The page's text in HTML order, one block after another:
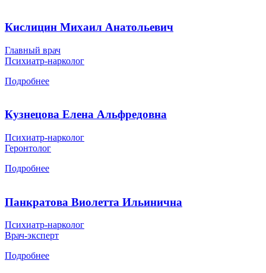
Кислицин Михаил Анатольевич
Главный врач
Психиатр-нарколог
Подробнее
Кузнецова Елена Альфредовна
Психиатр-нарколог
Геронтолог
Подробнее
Панкратова Виолетта Ильинична
Психиатр-нарколог
Врач-эксперт
Подробнее